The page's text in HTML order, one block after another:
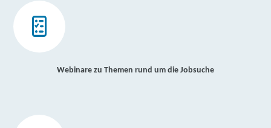
Webinare zu Themen rund um die Jobsuche